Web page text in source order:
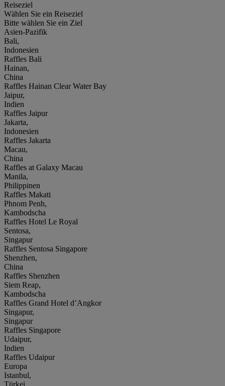
Reiseziel
Wählen Sie ein Reiseziel
Bitte wählen Sie ein Ziel
Asien-Pazifik
Bali,
Indonesien
Raffles Bali
Hainan,
China
Raffles Hainan Clear Water Bay
Jaipur,
Indien
Raffles Jaipur
Jakarta,
Indonesien
Raffles Jakarta
Macau,
China
Raffles at Galaxy Macau
Manila,
Philippinen
Raffles Makati
Phnom Penh,
Kambodscha
Raffles Hotel Le Royal
Sentosa,
Singapur
Raffles Sentosa Singapore
Shenzhen,
China
Raffles Shenzhen
Siem Reap,
Kambodscha
Raffles Grand Hotel d’Angkor
Singapur,
Singapur
Raffles Singapore
Udaipur,
Indien
Raffles Udaipur
Europa
Istanbul,
Türkei